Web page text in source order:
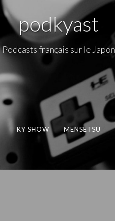
podkyast
Podcasts français sur le Japon
KY SHOW MENSETSU